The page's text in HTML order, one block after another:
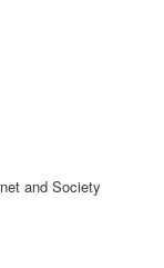
and Society